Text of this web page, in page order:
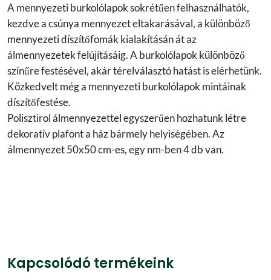
A mennyezeti burkolólapok sokrétűen felhasználhatók,
kezdve a csúnya mennyezet eltakarásával, a különböző
mennyezeti díszítőfomák kialakításán át az
álmennyezetek felújításáig. A burkolólapok különböző
színűre festésével, akár térelválasztó hatást is elérhetünk.
Közkedvelt még a mennyezeti burkolólapok mintáinak
díszítőfestése.
Polisztirol álmennyezettel egyszerűen hozhatunk létre
dekoratív plafont a ház bármely helyiségében. Az
álmennyezet 50x50 cm-es, egy nm-ben 4 db van.
Kapcsolódó termékeink